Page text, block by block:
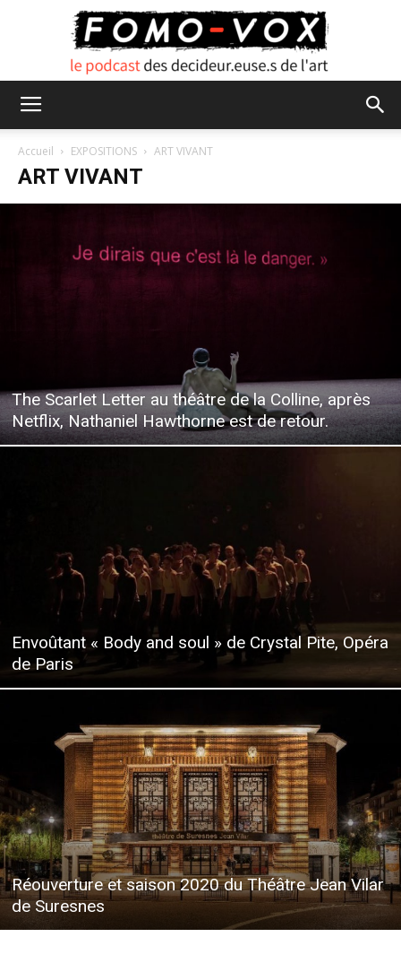
Accueil EXPOSITIONS ART VIVANT
ART VIVANT
The Scarlet Letter au théâtre de la Colline, après
Netflix, Nathaniel Hawthorne est de retour.
Envoûtant « Body and soul » de Crystal Pite, Opéra
de Paris
Réouverture et saison 2020 du Théâtre Jean Vilar
de Suresnes